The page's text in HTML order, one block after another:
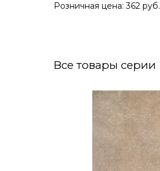
Розничная цена: 362 руб.
Все товары серии